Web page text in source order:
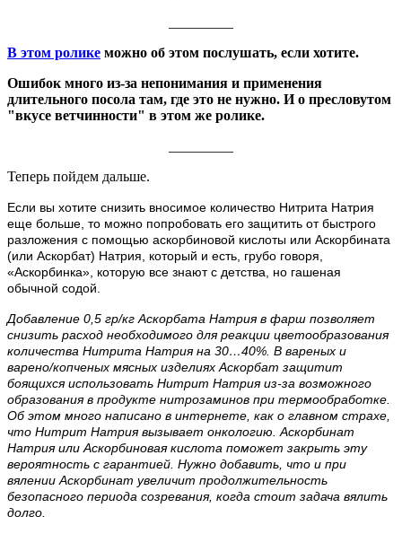
В этом ролике можно об этом послушать, если хотите.
Ошибок много из-за непонимания и применения
длительного посола там, где это не нужно. И о пресловутом
"вкусе ветчинности" в этом же ролике.
Теперь пойдем дальше.
Если вы хотите снизить вносимое количество Нитрита Натрия
еще больше, то можно попробовать его защитить от быстрого
разложения с помощью аскорбиновой кислоты или Аскорбината
(или Аскорбат) Натрия, который и есть, грубо говоря,
«Аскорбинка», которую все знают с детства, но гашеная
обычной содой.
Добавление 0,5 гр/кг Аскорбата Натрия в фарш позволяет
снизить расход необходимого для реакции цветообразования
количества Нитрита Натрия на 30…40%. В вареных и
варено/копченых мясных изделиях Аскорбат защитит
боящихся использовать Нитрит Натрия из-за возможного
образования в продукте нитрозаминов при термообработке.
Об этом много написано в интернете, как о главном страхе,
что Нитрит Натрия вызывает онкологию. Аскорбинат
Натрия или Аскорбиновая кислота поможет закрыть эту
вероятность с гарантией. Нужно добавить, что и при
вялении Аскорбинат увеличит продолжительность
безопасного периода созревания, когда стоит задача вялить
долго.